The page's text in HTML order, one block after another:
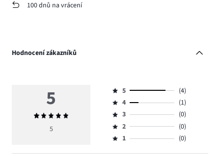
100 dnů na vrácení
Hodnocení zákazníků
5
Průměrné
hodnocení
5
Hodnocení
5,
počet
hlasů
4.
5
(4)
Hodnocení
4,
počet
hlasů
4
(1)
Hodnocení
3,
počet
3
(0)
Hodnocení
2,
2
(0)
Hodnocení
1,
1 (0)